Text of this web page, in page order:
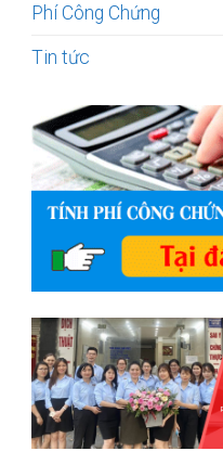
Phí Công Chứng
Tin tức